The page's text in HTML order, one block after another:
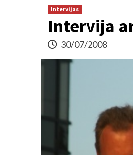
Intervijas
Intervija
30/07/2008